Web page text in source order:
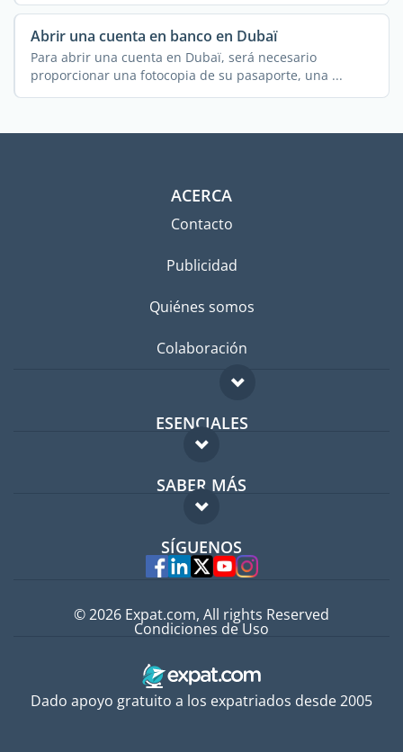
Abrir una cuenta en banco en Dubaï
Para abrir una cuenta en Dubaï, será necesario
proporcionar una fotocopia de su pasaporte, una ...
ACERCA
Contacto
Publicidad
Quiénes somos
Colaboración
ESENCIALES
Foro para expatriados
Guía para expatriados
Trabajos en el extranjero
SABER MÁS
FAQ
Expertos
SÍGUENOS
Dado apoyo gratuito a los expatriados desde 2005
© 2026 Expat.com, All rights Reserved
Condiciones de Uso